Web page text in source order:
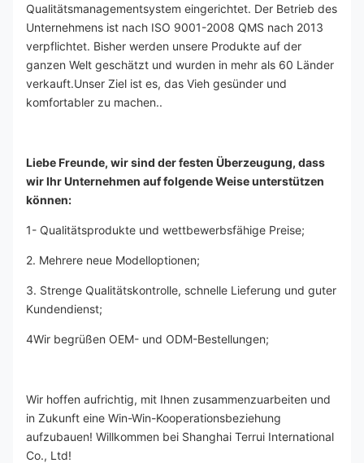
Qualitätsmanagementsystem eingerichtet. Der Betrieb des
Unternehmens ist nach ISO 9001-2008 QMS nach 2013
verpflichtet. Bisher werden unsere Produkte auf der
ganzen Welt geschätzt und wurden in mehr als 60 Länder
verkauft.Unser Ziel ist es, das Vieh gesünder und
komfortabler zu machen..
Liebe Freunde, wir sind der festen Überzeugung, dass
wir Ihr Unternehmen auf folgende Weise unterstützen
können:
1- Qualitätsprodukte und wettbewerbsfähige Preise;
2. Mehrere neue Modelloptionen;
3. Strenge Qualitätskontrolle, schnelle Lieferung und guter
Kundendienst;
4Wir begrüßen OEM- und ODM-Bestellungen;
Wir hoffen aufrichtig, mit Ihnen zusammenzuarbeiten und
in Zukunft eine Win-Win-Kooperationsbeziehung
aufzubauen! Willkommen bei Shanghai Terrui International
Co., Ltd!